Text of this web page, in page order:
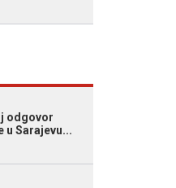
odgovor
u Sarajevu...